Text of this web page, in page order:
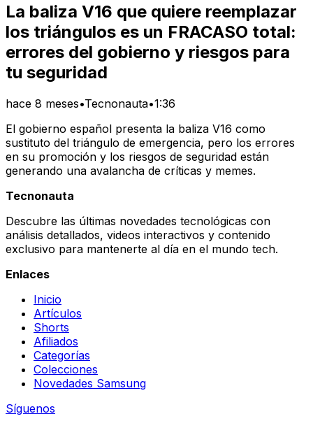
La baliza V16 que quiere reemplazar
los triángulos es un FRACASO total:
errores del gobierno y riesgos para
tu seguridad
hace 8 meses•Tecnonauta•1:36
El gobierno español presenta la baliza V16 como
sustituto del triángulo de emergencia, pero los errores
en su promoción y los riesgos de seguridad están
generando una avalancha de críticas y memes.
Tecnonauta
Descubre las últimas novedades tecnológicas con
análisis detallados, videos interactivos y contenido
exclusivo para mantenerte al día en el mundo tech.
Enlaces
Inicio
Artículos
Shorts
Afiliados
Categorías
Colecciones
Novedades Samsung
Síguenos